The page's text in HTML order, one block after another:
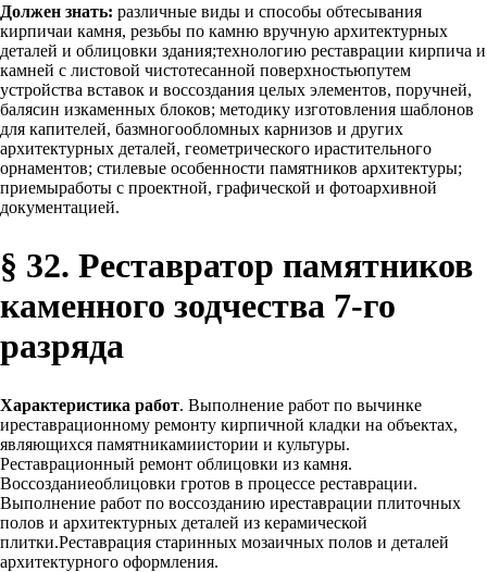
Должен знать: различные виды и способы обтесывания
кирпичаи камня, резьбы по камню вручную архитектурных
деталей и облицовки здания;технологию реставрации кирпича и
камней с листовой чистотесанной поверхностьюпутем
устройства вставок и воссоздания целых элементов, поручней,
балясин изкаменных блоков; методику изготовления шаблонов
для капителей, базмногообломных карнизов и других
архитектурных деталей, геометрического ирастительного
орнаментов; стилевые особенности памятников архитектуры;
приемыработы с проектной, графической и фотоархивной
документацией.
§ 32. Реставратор памятников
каменного зодчества 7-го
разряда
Характеристика работ. Выполнение работ по вычинке
иреставрационному ремонту кирпичной кладки на объектах,
являющихся памятникамиистории и культуры.
Реставрационный ремонт облицовки из камня.
Воссозданиеоблицовки гротов в процессе реставрации.
Выполнение работ по воссозданию иреставрации плиточных
полов и архитектурных деталей из керамической
плитки.Реставрация старинных мозаичных полов и деталей
архитектурного оформления.